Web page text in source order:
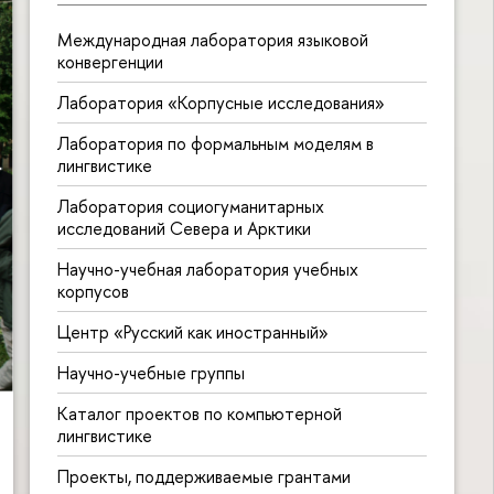
Международная лаборатория языковой
конвергенции
Лаборатория «Корпусные исследования»
Лаборатория по формальным моделям в
лингвистике
Лаборатория социогуманитарных
исследований Севера и Арктики
Научно-учебная лаборатория учебных
корпусов
Центр «Русский как иностранный»
Научно-учебные группы
Каталог проектов по компьютерной
лингвистике
Проекты, поддерживаемые грантами